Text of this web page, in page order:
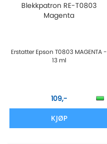
Blekkpatron RE-T0803
Magenta
Erstatter Epson T0803 MAGENTA -
13 ml
109,-
KJØP